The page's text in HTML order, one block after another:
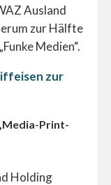
Ausland
zur Hälfte
Medien“.
zur
Print-
Holding